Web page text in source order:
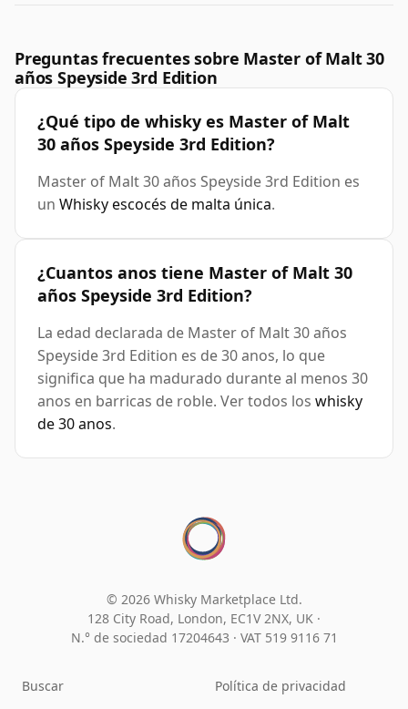
Preguntas frecuentes sobre Master of Malt 30
años Speyside 3rd Edition
¿Qué tipo de whisky es Master of Malt
30 años Speyside 3rd Edition?
Master of Malt 30 años Speyside 3rd Edition es
un Whisky escocés de malta única.
¿Cuantos anos tiene Master of Malt 30
años Speyside 3rd Edition?
La edad declarada de Master of Malt 30 años
Speyside 3rd Edition es de 30 anos, lo que
significa que ha madurado durante al menos 30
anos en barricas de roble. Ver todos los whisky
de 30 anos.
© 2026 Whisky Marketplace Ltd.
128 City Road, London, EC1V 2NX, UK ·
N.° de sociedad 17204643 · VAT 519 9116 71
Buscar Política de privacidad